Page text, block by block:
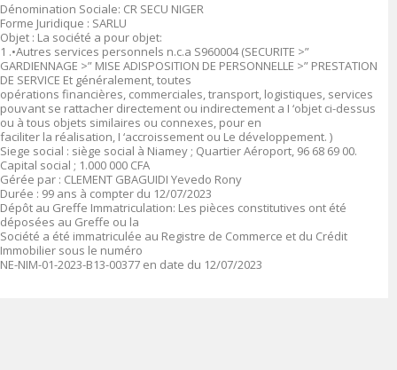
Dénomination Sociale: CR SECU NIGER
Forme Juridique : SARLU
Objet : La société a pour objet:
1 .•Autres services personnels n.c.a S960004 (SECURITE >”
GARDIENNAGE >” MISE ADISPOSITION DE PERSONNELLE >” PRESTATION
DE SERVICE Et généralement, toutes
opérations financières, commerciales, transport, logistiques, services
pouvant se rattacher directement ou indirectement a I ‘objet ci-dessus
ou à tous objets similaires ou connexes, pour en
faciliter la réalisation, I ‘accroissement ou Le développement. )
Siege social : siège social à Niamey ; Quartier Aéroport, 96 68 69 00.
Capital social ; 1.000 000 CFA
Gérée par : CLEMENT GBAGUIDI Yevedo Rony
Durée : 99 ans à compter du 12/07/2023
Dépôt au Greffe Immatriculation: Les pièces constitutives ont été
déposées au Greffe ou la
Société a été immatriculée au Registre de Commerce et du Crédit
Immobilier sous le numéro
NE-NIM-01-2023-B13-00377 en date du 12/07/2023